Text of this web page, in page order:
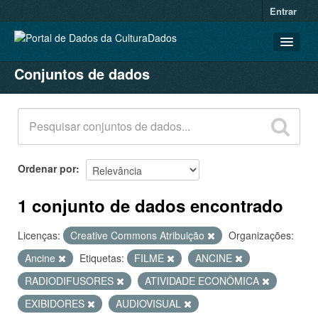
Entrar
CONJUNTOS DE DADOS
ORGANIZAÇÕES
GRUPOS
SOBRE
Conjuntos de dados
Ordenar por
1 conjunto de dados encontrado
Licenças: Creative Commons Atribuição
Organizações:
Ancine
Etiquetas: FILME
ANCINE
RADIODIFUSORES
ATIVIDADE ECONÔMICA
EXIBIDORES
AUDIOVISUAL